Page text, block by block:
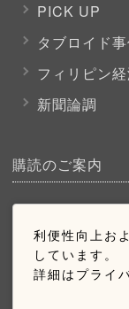
利便性向上お
しています。
詳細はプライ
PICK UP
タブロイド
フィリピン
新聞論調
購読のご案内
ウェブ購読
お問い合わせ